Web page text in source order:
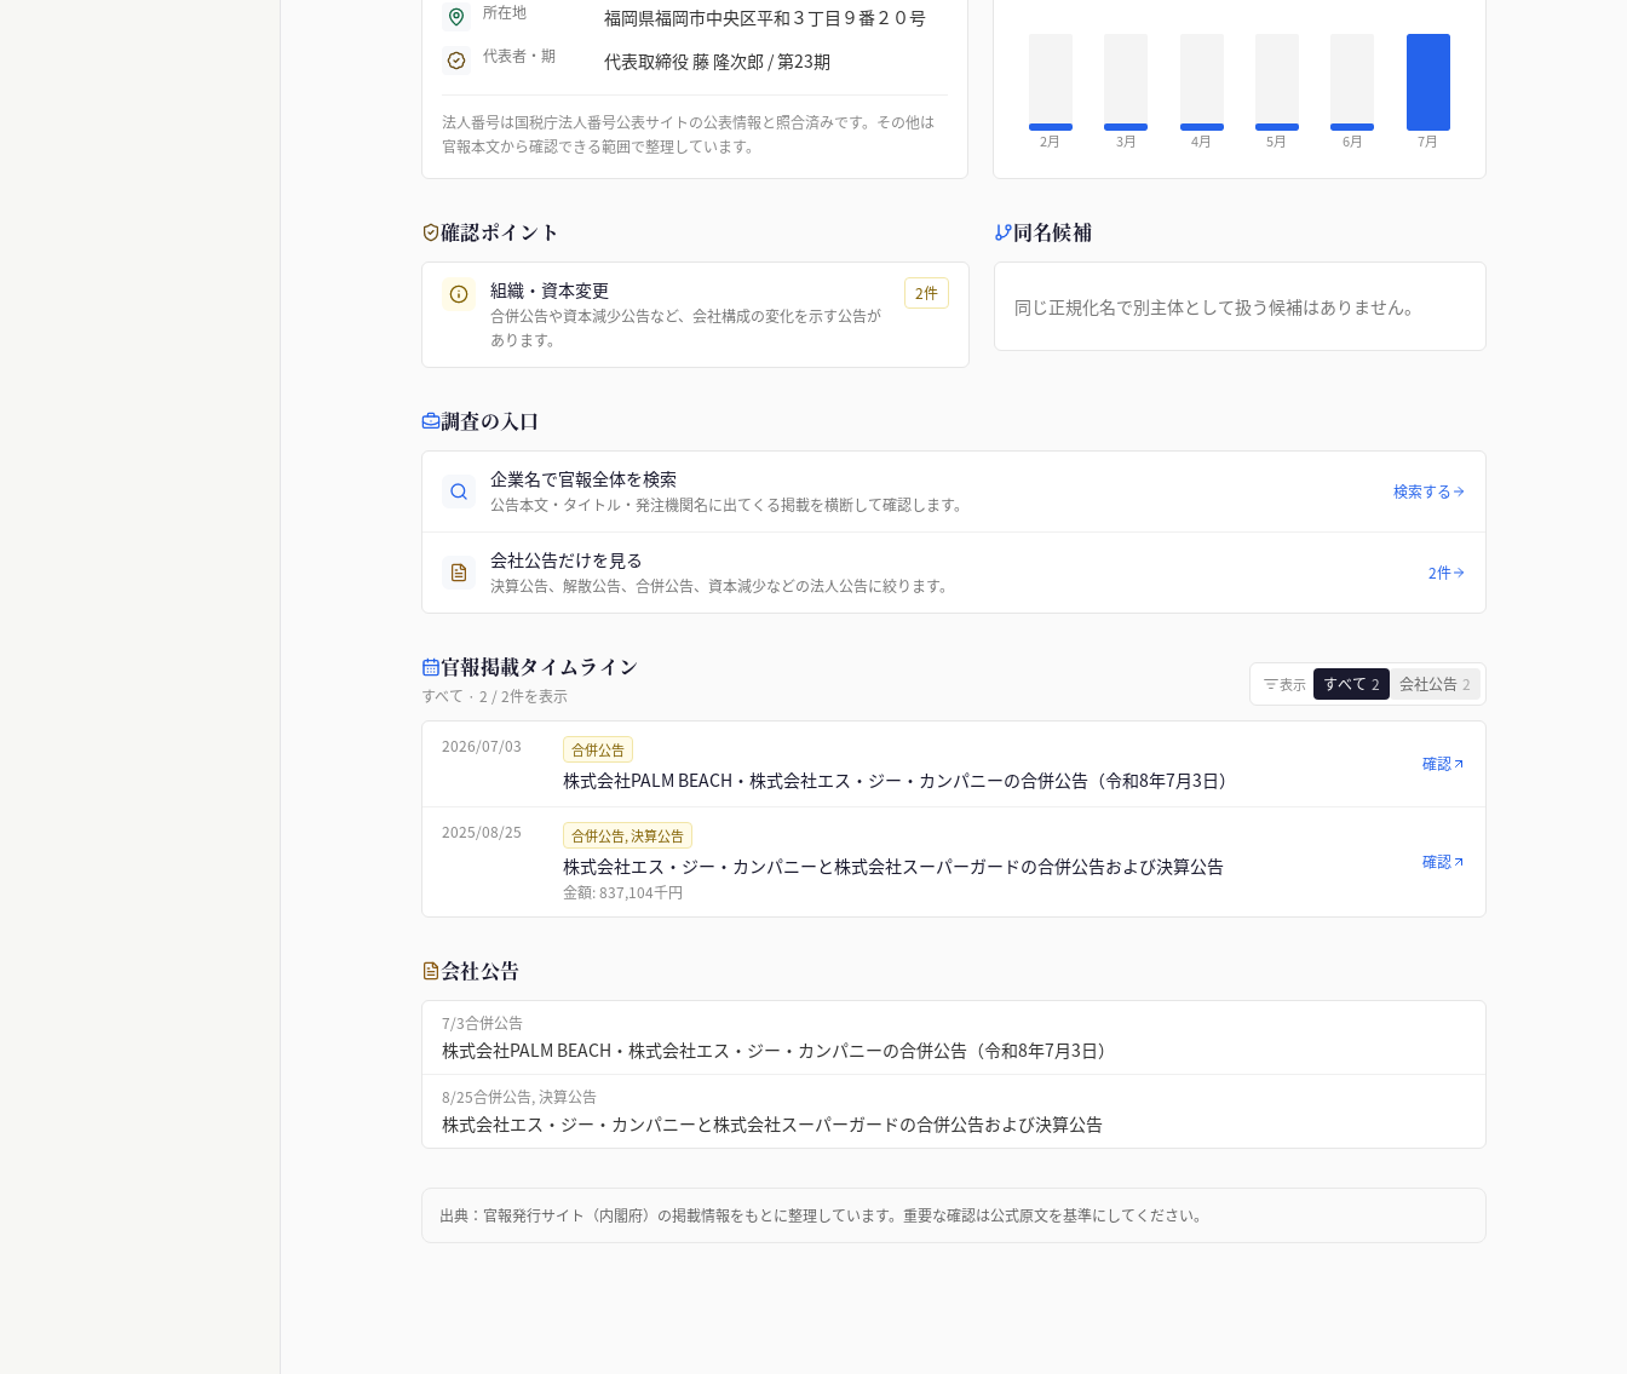
所在地 福岡県福岡市中央区平和３丁目９番２０号
代表者・期 代表取締役 藤 隆次郎 / 第23期
法人番号は国税庁法人番号公表サイトの公表情報と照合済みです。その他は
官報本文から確認できる範囲で整理しています。
2月 3月 4月 5月 6月 7月
確認ポイント
組織・資本変更
合併公告や資本減少公告など、会社構成の変化を示す公告が
あります。
2件
同名候補
同じ正規化名で別主体として扱う候補はありません。
調査の入口
企業名で官報全体を検索
公告本文・タイトル・発注機関名に出てくる掲載を横断して確認します。
検索する
会社公告だけを見る
決算公告、解散公告、合併公告、資本減少などの法人公告に絞ります。
2件
官報掲載タイムライン
すべて · 2 /2件を表示
表示 すべて 2 会社公告 2
2026/07/03 合併公告
株式会社PALM BEACH・株式会社エス・ジー・カンパニーの合併公告（令和8年7月3日）
確認
2025/08/25 合併公告, 決算公告
株式会社エス・ジー・カンパニーと株式会社スーパーガードの合併公告および決算公告
金額:837,104千円
確認
会社公告
7/3合併公告
株式会社PALM BEACH・株式会社エス・ジー・カンパニーの合併公告（令和8年7月3日）
8/25合併公告, 決算公告
株式会社エス・ジー・カンパニーと株式会社スーパーガードの合併公告および決算公告
出典： 官報発行サイト（内閣府） の掲載情報をもとに整理しています。重要な確認は公式原文を基準にしてください。